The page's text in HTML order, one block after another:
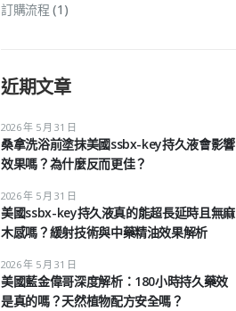
訂購流程 (1)
近期文章
桑拿洗浴前塗抹美國ssbx-key持久液會影響
效果嗎？為什麼反而更佳？
2026 年 5 月 31 日
美國ssbx-key持久液真的能超長延時且無麻
木感嗎？緩射技術與中藥精油效果解析
2026 年 5 月 31 日
美國藍金偉哥深度解析：180小時持久藥效
是真的嗎？天然植物配方安全嗎？
2026 年 5 月 31 日